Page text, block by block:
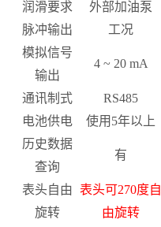
润滑要求 外部加油泵
脉冲输出
工况
模拟信号
输出
4 ~ 20 mA
通讯制式 RS485
电池供电
使用5年以上
历史数据
查询
有
表头自由
旋转
表头可270度自
由旋转